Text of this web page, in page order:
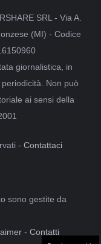
SRL - Via A.
(MI) - Codice
giornalistica, in
Non può
ai sensi della
- Contattaci
sono gestite da
- Contatti